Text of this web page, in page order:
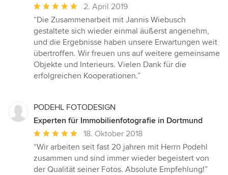
Durchschnittliche
Bewertung:
5
von
5
Sternen
2. April 2019
“Die Zusammenarbeit mit Jannis Wiebusch
gestaltete sich wieder einmal äußerst angenehm,
und die Ergebnisse haben unsere Erwartungen weit
übertroffen. Wir freuen uns auf weitere gemeinsame
Objekte und Interieurs. Vielen Dank für die
erfolgreichen Kooperationen.”
PODEHL FOTODESIGN
Experten für Immobilienfotografie in Dortmund
Durchschnittliche
Bewertung:
5
von
18. Oktober 2018
“Wir arbeiten seit fast 20 jahren mit Herrn Podehl
zusammen und sind immer wieder begeistert von
der Qualität seiner Fotos. Absolute Empfehlung!”